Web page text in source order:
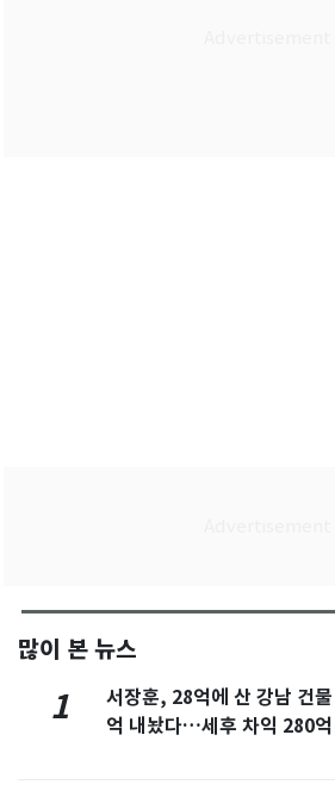
많이 본 뉴스
1
서장훈, 28억에 산 강남 건
억 내놨다…세후 차익 280